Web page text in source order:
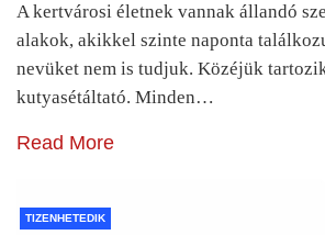
A kertvárosi életnek vannak állandó
alakok, akikkel szinte naponta
nevüket nem is tudjuk. Közéjük
kutyasétáltató. Minden…
Read More
TIZENHETEDIK